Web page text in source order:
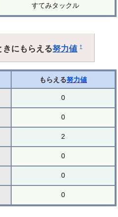
すてみタックル
きにもらえる努力値 †
もらえる努力値
0
0
2
0
0
0